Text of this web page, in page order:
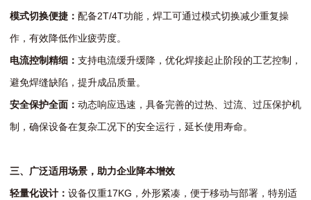
模式切换便捷： 配备2T/4T功能，焊工可通过模式切换减少重复操
作，有效降低作业疲劳度。
电流控制精细： 支持电流缓升缓降，优化焊接起止阶段的工艺控制，
避免焊缝缺陷，提升成品质量。
安全保护全面： 动态响应迅速，具备完善的过热、过流、过压保护机
制，确保设备在复杂工况下的安全运行，延长使用寿命。
三、广泛适用场景，助力企业降本增效
轻量化设计： 设备仅重17KG，外形紧凑，便于移动与部署，特别适